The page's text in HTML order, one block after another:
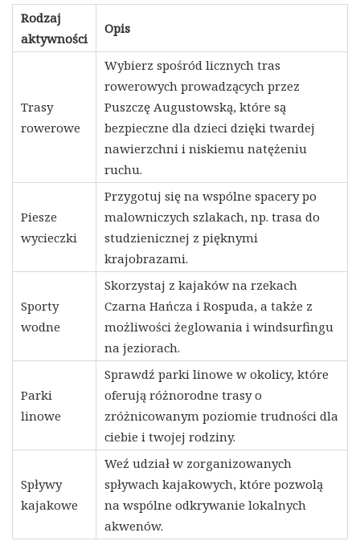
Rodzaj
aktywności
Opis
Trasy
rowerowe
Wybierz spośród licznych tras
rowerowych prowadzących przez
Puszczę Augustowską, które są
bezpieczne dla dzieci dzięki twardej
nawierzchni i niskiemu natężeniu
ruchu.
Piesze
wycieczki
Przygotuj się na wspólne spacery po
malowniczych szlakach, np. trasa do
studzienicznej z pięknymi
krajobrazami.
Sporty
wodne
Skorzystaj z kajaków na rzekach
Czarna Hańcza i Rospuda, a także z
możliwości żeglowania i windsurfingu
na jeziorach.
Parki
linowe
Sprawdź parki linowe w okolicy, które
oferują różnorodne trasy o
zróżnicowanym poziomie trudności dla
ciebie i twojej rodziny.
Spływy
kajakowe
Weź udział w zorganizowanych
spływach kajakowych, które pozwolą
na wspólne odkrywanie lokalnych
akwenów.